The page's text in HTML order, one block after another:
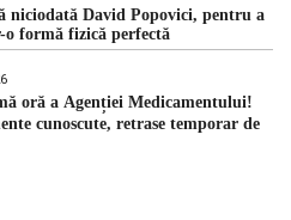
niciodată David Popovici, pentru a
o formă fizică perfectă
oră a Agenției Medicamentului!
cunoscute, retrase temporar de